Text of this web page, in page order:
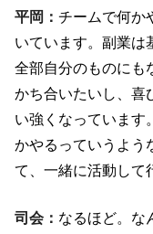
平岡： チームで何か
いています。副業は
全部自分のものにも
かち合いたいし、喜
い強くなっています
かやるっていうよう
て、一緒に活動して
司会： なるほど。な